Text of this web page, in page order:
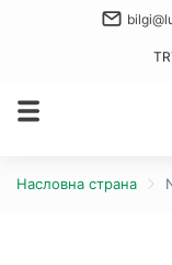
Насловна страна